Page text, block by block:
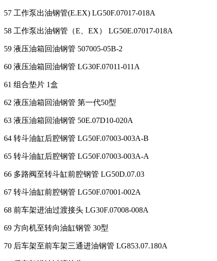
57 工作泵出油钢管(E.EX) LG50F.07017-018A
58 工作泵出油钢管（E、EX） LG50E.07017-018A
59 液压油箱回油钢管 507005-05B-2
60 液压油箱回油钢管 LG30F.07011-011A
61 组合垫片 1盒
62 液压油箱回油钢管 第一代50型
63 液压油箱回油钢管 50E.07D10-020A
64 转斗油缸后腔钢管 LG50F.07003-003A-B
65 转斗油缸后腔钢管 LG50F.07003-003A-A
66 多路阀至转斗缸前腔钢管 LG50D.07.03
67 转斗油缸前腔钢管 LG50F.07001-002A
68 前车架进油过渡接头 LG30F.07008-008A
69 方向机至转向油缸钢管 30型
70 后车架至前车架三通进油钢管 LG853.07.180A